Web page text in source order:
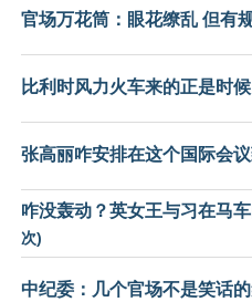
官场万花筒：眼花缭乱 但有
比利时风力火车来的正是时候
张高丽咋安排在这个国际会
咋没轰动？英女王与习在马
次)
中纪委：几个官场不是笑话